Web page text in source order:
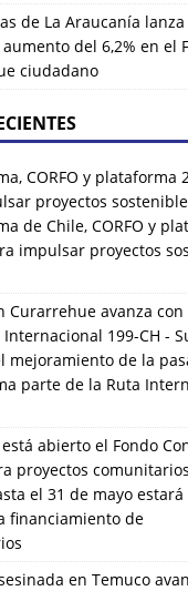
de La Araucanía lanza
del 6,2% en el
ciudadano
CORFO y plataforma
proyectos
de Chile, CORFO y
impulsar proyectos
avanza con
199-CH -
mejoramiento de la
parte de la Ruta
abierto el Fondo
proyectos
el 31 de mayo estará
financiamiento de
en Temuco